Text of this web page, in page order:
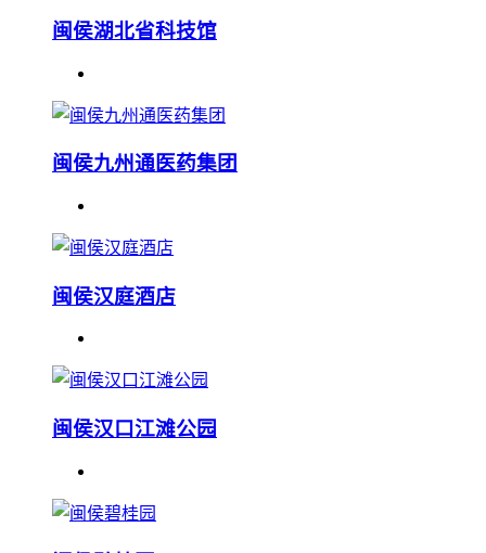
闽侯湖北省科技馆
闽侯九州通医药集团
闽侯汉庭酒店
闽侯汉口江滩公园